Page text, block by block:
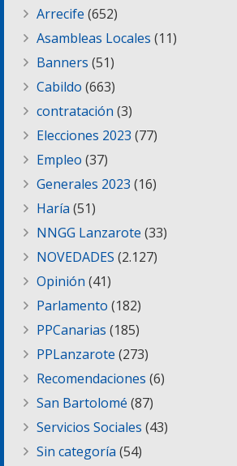
Arrecife (652)
Asambleas Locales (11)
Banners (51)
Cabildo (663)
contratación (3)
Elecciones 2023 (77)
Empleo (37)
Generales 2023 (16)
Haría (51)
NNGG Lanzarote (33)
NOVEDADES (2.127)
Opinión (41)
Parlamento (182)
PPCanarias (185)
PPLanzarote (273)
Recomendaciones (6)
San Bartolomé (87)
Servicios Sociales (43)
Sin categoría (54)